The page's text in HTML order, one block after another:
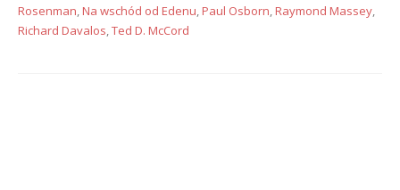
Rosenman Na wschód od Edenu Paul Osborn Raymond Massey
Richard Davalos Ted D. McCord